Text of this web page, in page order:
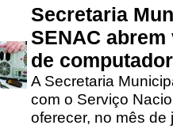
Secretaria
SENAC
de
A Secretaria
com o Serviço
oferecer, no mês de